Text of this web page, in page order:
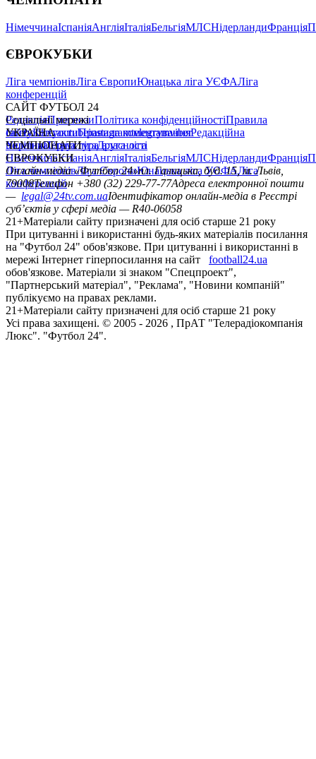
НімеччинаІспаніяАнгліяІталіяБельгіяМЛСНідерландиФранція
ЄВРОКУБКИ
Ліга чемпіонівЛіга ЄвропиЮнацька ліга УЄФАЛіга
конференцій
САЙТ ФУТБОЛ 24
РедакціяПрогнозиПолітика конфіденційностіПравила
сайтуКонтактиПравила коментуванняРедакційна
політикаСтруктура власності
Соціальні мережі
facebookxyoutubeinstagramtelegramviber
УКРАЇНА
УкраїнаПерша лігаДруга ліга
ЧЕМПІОНАТИ
НімеччинаІспаніяАнгліяІталіяБельгіяМЛСНідерландиФранція
ЄВРОКУБКИ
Ліга чемпіонівЛіга ЄвропиЮнацька ліга УЄФАЛіга
конференцій
Онлайн-медіа «Футбол 24»пл. Галицька, буд. 15, м. Львів,
79008Телефон +380 (32) 229-77-77Адреса електронної пошти
— legal@24tv.com.uaІдентифікатор онлайн-медіа в Реєстрі
суб’єктів у сфері медіа — R40-06058
21+Матеріали сайту призначені для осіб старше 21 року
При цитуванні і використанні будь-яких матеріалів посилання
на "Футбол 24" обов'язкове. При цитуванні і використанні в
мережі Інтернет гіперпосилання на сайт
football24.ua
обов'язкове. Матеріали зі знаком "Спецпроект",
"Партнерський матеріал", "Реклама", "Новини компаній"
публікуємо на правах реклами.
21+Матеріали сайту призначені для осіб старше 21 року
Усi права захищенi. © 2005 - 2026 , ПрАТ "Телерадіокомпанія
Люкс". "Футбол 24".